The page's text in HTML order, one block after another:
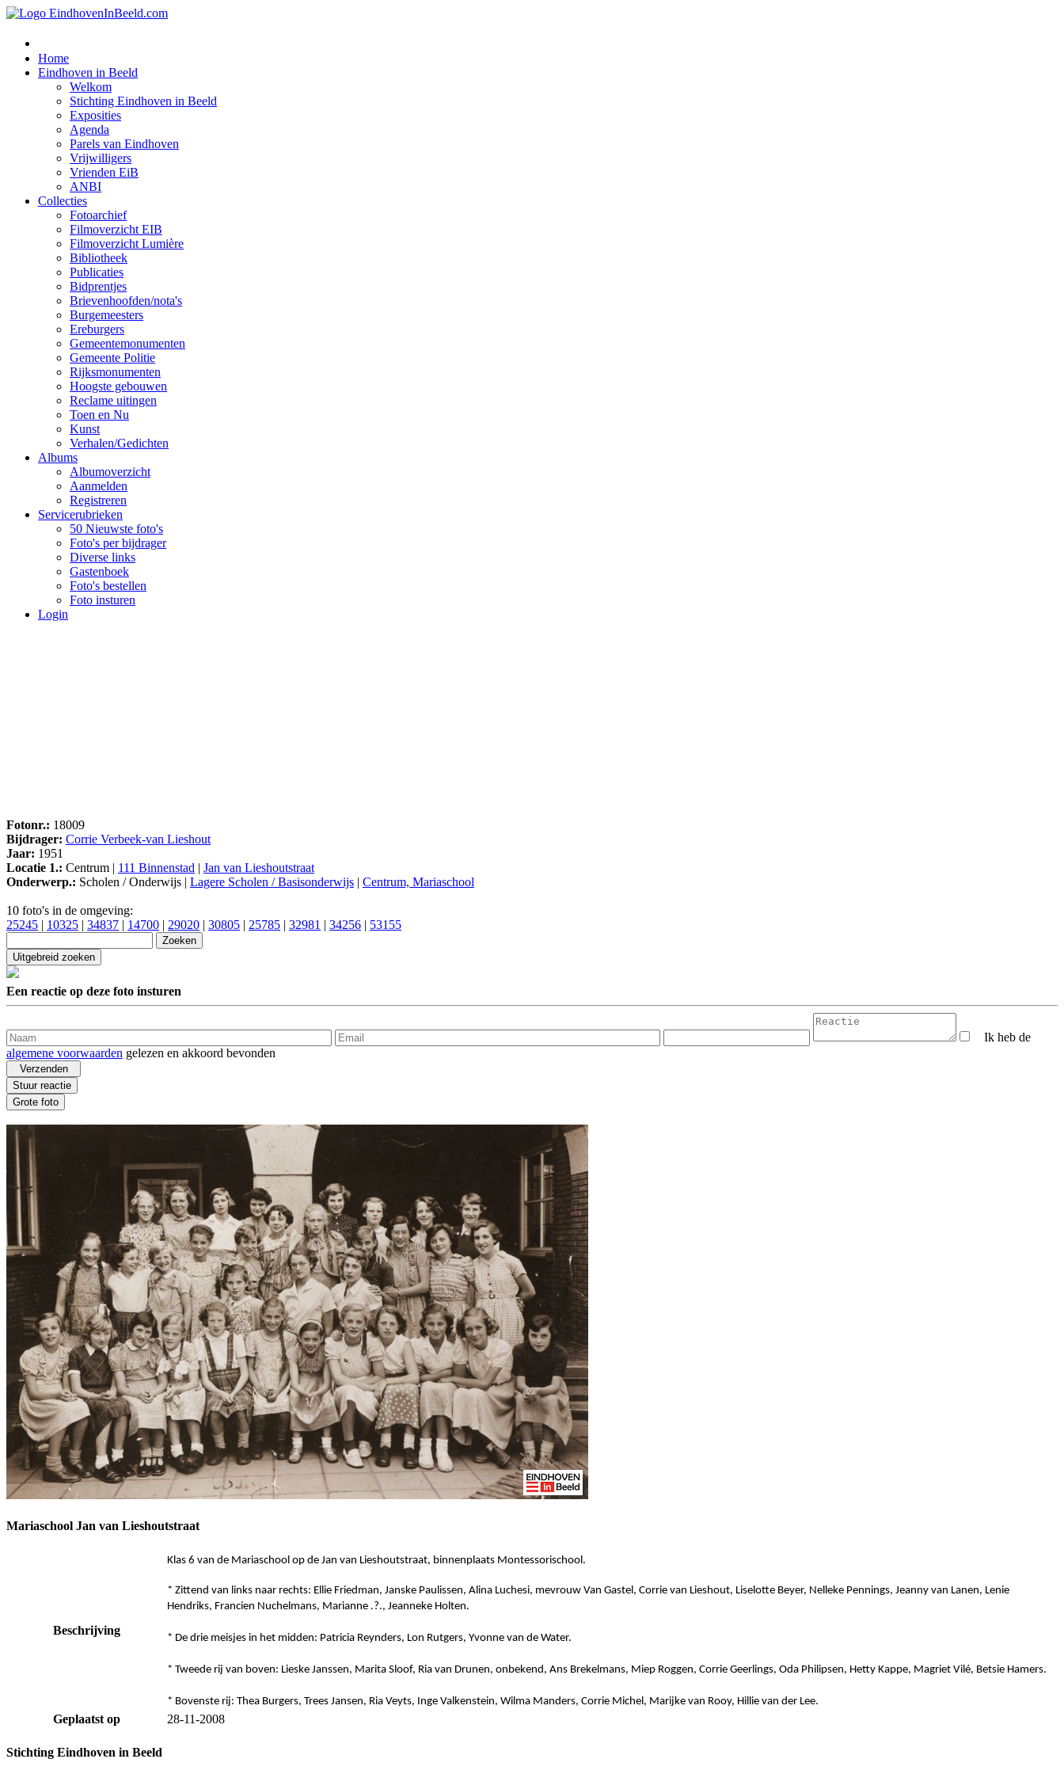
Home
Eindhoven in Beeld
Welkom
Stichting Eindhoven in Beeld
Exposities
Agenda
Parels van Eindhoven
Vrijwilligers
Vrienden EiB
ANBI
Collecties
Fotoarchief
Filmoverzicht EIB
Filmoverzicht Lumière
Bibliotheek
Publicaties
Bidprentjes
Brievenhoofden/nota's
Burgemeesters
Ereburgers
Gemeentemonumenten
Gemeente Politie
Rijksmonumenten
Hoogste gebouwen
Reclame uitingen
Toen en Nu
Kunst
Verhalen/Gedichten
Albums
Albumoverzicht
Aanmelden
Registreren
Servicerubrieken
50 Nieuwste foto's
Foto's per bijdrager
Diverse links
Gastenboek
Foto's bestellen
Foto insturen
Login
Fotonr.: 18009
Bijdrager: Corrie Verbeek-van Lieshout
Jaar: 1951
Locatie 1.: Centrum | 111 Binnenstad
Jan van Lieshoutstraat
Onderwerp.: Scholen / Onderwijs | Lagere Scholen / Basisonderwijs Centrum, Mariaschool
10 foto's in de omgeving:
25245
10325 34837 14700 29020 30805 25785 32981 34256 53155
Een reactie op deze foto insturen
Ik heb de
algemene voorwaarden gelezen en akkoord bevonden
Mariaschool Jan van Lieshoutstraat
Beschrijving
Klas 6 van de Mariaschool op de Jan van Lieshoutstraat, binnenplaats Montessorischool.
* Zittend van links naar rechts: Ellie Friedman, Janske Paulissen, Alina Luchesi, mevrouw Van Gastel, Corrie van Lieshout, Liselotte Beyer, Nelleke Pennings, Jeanny van Lanen, Lenie
Hendriks, Francien Nuchelmans, Marianne .?., Jeanneke Holten.
* De drie meisjes in het midden: Patricia Reynders, Lon Rutgers, Yvonne van de Water.
* Tweede rij van boven: Lieske Janssen, Marita Sloof, Ria van Drunen, onbekend, Ans Brekelmans, Miep Roggen, Corrie Geerlings, Oda Philipsen, Hetty Kappe, Magriet Vilé, Betsie Hamers.
* Bovenste rij: Thea Burgers, Trees Jansen, Ria Veyts, Inge Valkenstein, Wilma Manders, Corrie Michel, Marijke van Rooy, Hillie van der Lee.
Geplaatst op 28-11-2008
Stichting Eindhoven in Beeld